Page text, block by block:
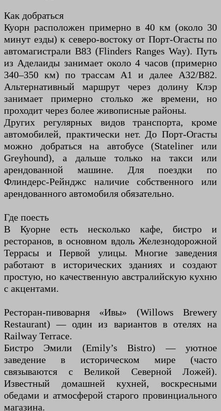
Как добраться
Куорн расположен примерно в 40 км (около 30
минут езды) к северо-востоку от Порт-Огасты по
автомагистрали B83 (Flinders Ranges Way). Путь
из Аделаиды занимает около 4 часов (примерно
340–350 км) по трассам A1 и далее A32/B82.
Альтернативный маршрут через долину Клэр
занимает примерно столько же времени, но
проходит через более живописные районы.
Других регулярных видов транспорта, кроме
автомобилей, практически нет. До Порт-Огасты
можно добраться на автобусе (Stateliner или
Greyhound), а дальше только на такси или
арендованной машине. Для поездки по
Флиндерс-Рейнджс наличие собственного или
арендованного автомобиля обязательно.
Где поесть
В Куорне есть несколько кафе, бистро и
ресторанов, в основном вдоль Железнодорожной
Террасы и Первой улицы. Многие заведения
работают в исторических зданиях и создают
простую, но качественную австралийскую кухню
с акцентами.
Ресторан-пивоварня «Ивы» (Willows Brewery
Restaurant) — один из вариантов в отелях на
Railway Terrace.
Бистро Эмили (Emily’s Bistro) — уютное
заведение в историческом мире (часто
связываются с Великой Северной Ложей).
Известный домашней кухней, воскресными
обедами и атмосферой старого провинциального
магазина.